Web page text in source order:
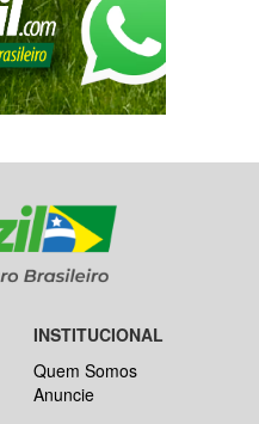
INSTITUCIONAL
Quem Somos
Anuncie